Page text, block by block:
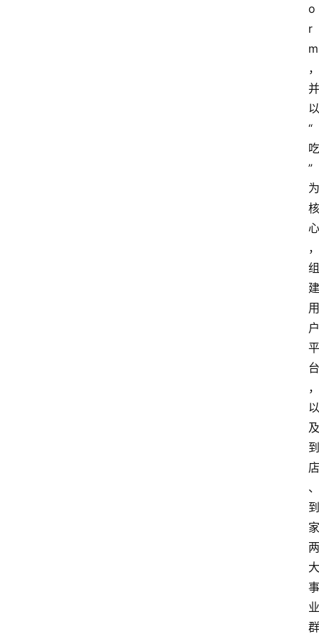
o
r
m
，
并
以
“
吃
”
为
核
心
，
组
建
用
户
平
台
，
以
及
到
店
、
到
家
两
大
事
业
群